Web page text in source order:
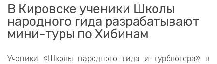
В Кировске ученики Школы
народного гида разрабатывают
мини-туры по Хибинам
Ученики «Школы народного гида и турблогера» в